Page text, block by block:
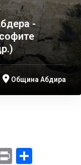
-
Община Абдира
Print